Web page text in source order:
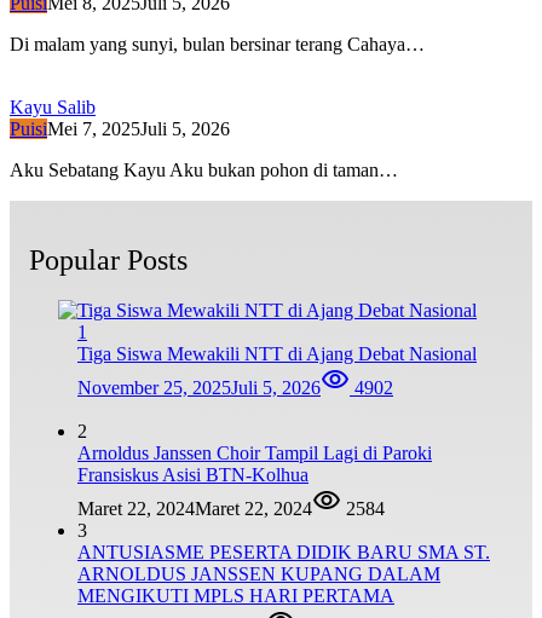
Di malam yang sunyi, bulan bersinar terang Cahaya…
Kayu Salib
PuisiMei 7, 2025Juli 5, 2026
Aku Sebatang Kayu Aku bukan pohon di taman…
Popular Posts
1
Tiga Siswa Mewakili NTT di Ajang Debat Nasional
November 25, 2025Juli 5, 2026 4902
2
Arnoldus Janssen Choir Tampil Lagi di Paroki
Fransiskus Asisi BTN-Kolhua
Maret 22, 2024Maret 22, 2024
2584
3
ANTUSIASME PESERTA DIDIK BARU SMA ST.
ARNOLDUS JANSSEN KUPANG DALAM
MENGIKUTI MPLS HARI PERTAMA